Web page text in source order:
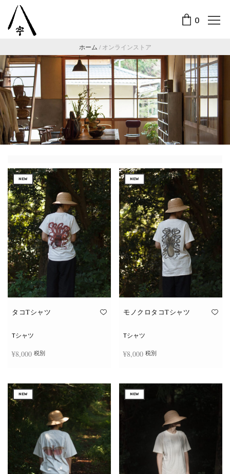
0
ホーム / オンラインストア
NEW
タコTシャツ
Tシャツ
¥8,000 税別
の
商
品
に
は
複
数
の
バ
リ
エ
ー
シ
NEW
モノクロタコTシャツ
Tシャツ
¥8,000 税別
の
商
品
は
複
数
の
バ
エ
NEW NEW